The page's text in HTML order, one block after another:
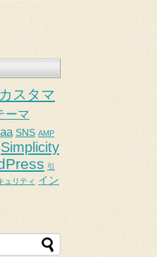
カスタマ
ーマ
SNS AMP
Simplicity
引
ュリティ イン